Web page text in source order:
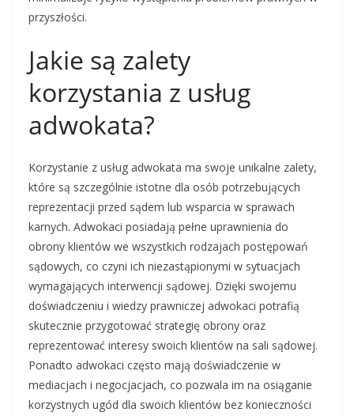
przyszłości.
Jakie są zalety
korzystania z usług
adwokata?
Korzystanie z usług adwokata ma swoje unikalne zalety,
które są szczególnie istotne dla osób potrzebujących
reprezentacji przed sądem lub wsparcia w sprawach
karnych. Adwokaci posiadają pełne uprawnienia do
obrony klientów we wszystkich rodzajach postępowań
sądowych, co czyni ich niezastąpionymi w sytuacjach
wymagających interwencji sądowej. Dzięki swojemu
doświadczeniu i wiedzy prawniczej adwokaci potrafią
skutecznie przygotować strategię obrony oraz
reprezentować interesy swoich klientów na sali sądowej.
Ponadto adwokaci często mają doświadczenie w
mediacjach i negocjacjach, co pozwala im na osiąganie
korzystnych ugód dla swoich klientów bez konieczności